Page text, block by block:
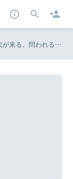
哲学者が経営陣に加わる時代が来る。問われる企業の倫理観｜未来創造マインド vol.6